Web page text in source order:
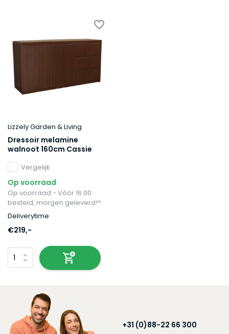
Lizzely Garden & Living
Dressoir melamine
walnoot 160cm Cassie
Vergelijk
Op voorraad
Op voorraad - Vóór 16:00
besteld, morgen geleverd!*
Deliverytime
€219,-
+31 (0)88-22 66 300